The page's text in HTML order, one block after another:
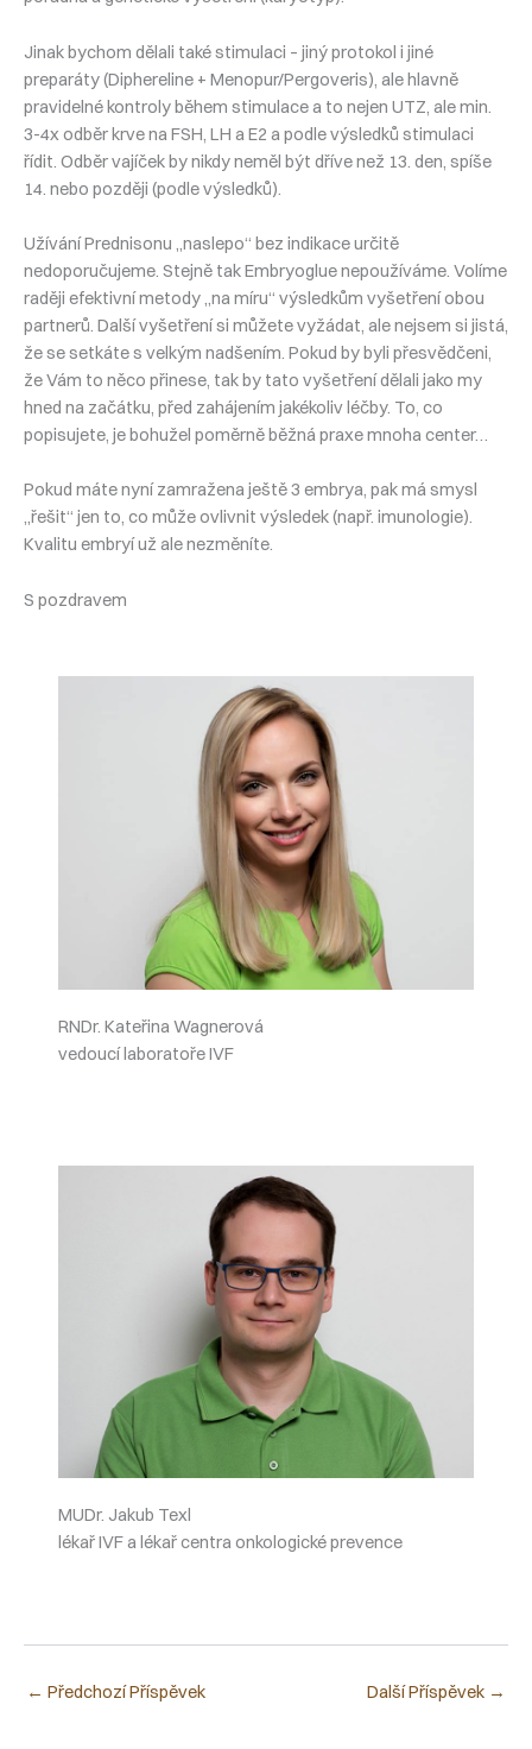
Jinak bychom dělali také stimulaci – jiný protokol i jiné
preparáty (Diphereline + Menopur/Pergoveris), ale hlavně
pravidelné kontroly během stimulace a to nejen UTZ, ale min.
3-4x odběr krve na FSH, LH a E2 a podle výsledků stimulaci
řídit. Odběr vajíček by nikdy neměl být dříve než 13. den, spíše
14. nebo později (podle výsledků).
Užívání Prednisonu „naslepo“ bez indikace určitě
nedoporučujeme. Stejně tak Embryoglue nepoužíváme. Volíme
raději efektivní metody „na míru“ výsledkům vyšetření obou
partnerů. Další vyšetření si můžete vyžádat, ale nejsem si jistá,
že se setkáte s velkým nadšením. Pokud by byli přesvědčeni,
že Vám to něco přinese, tak by tato vyšetření dělali jako my
hned na začátku, před zahájením jakékoliv léčby. To, co
popisujete, je bohužel poměrně běžná praxe mnoha center…
Pokud máte nyní zamražena ještě 3 embrya, pak má smysl
„řešit“ jen to, co může ovlivnit výsledek (např. imunologie).
Kvalitu embryí už ale nezměníte.
S pozdravem
RNDr. Kateřina Wagnerová
vedoucí laboratoře IVF
MUDr. Jakub Texl
lékař IVF a lékař centra onkologické prevence
← Předchozí Příspěvek Další Příspěvek →